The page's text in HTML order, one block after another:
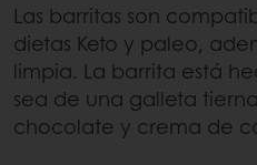
Las barritas son
dietas Keto y paleo,
limpia. La barrita está
sea de una galleta
chocolate y crema de